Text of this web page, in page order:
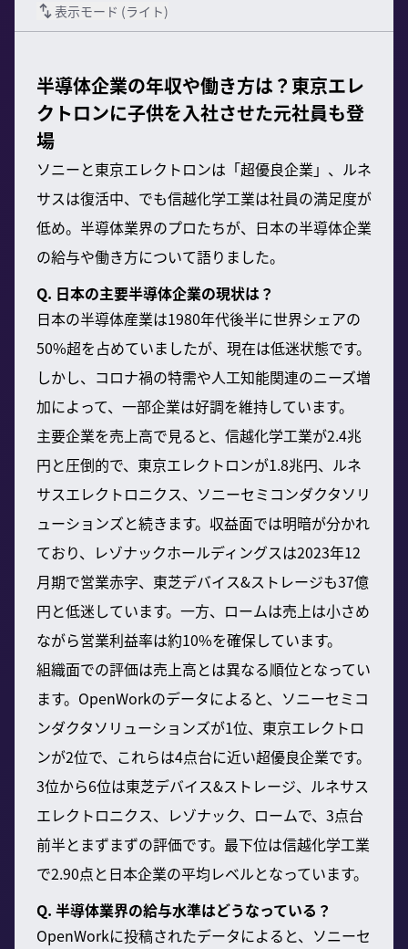
表示モード (ライト)
半導体企業の年収や働き方は？東京エレ
クトロンに子供を入社させた元社員も登
場
ソニーと東京エレクトロンは「超優良企業」、ルネ
サスは復活中、でも信越化学工業は社員の満足度が
低め。半導体業界のプロたちが、日本の半導体企業
の給与や働き方について語りました。
Q. 日本の主要半導体企業の現状は？
日本の半導体産業は1980年代後半に世界シェアの
50%超を占めていましたが、現在は低迷状態です。
しかし、コロナ禍の特需や人工知能関連のニーズ増
加によって、一部企業は好調を維持しています。
主要企業を売上高で見ると、信越化学工業が2.4兆
円と圧倒的で、東京エレクトロンが1.8兆円、ルネ
サスエレクトロニクス、ソニーセミコンダクタソリ
ューションズと続きます。収益面では明暗が分かれ
ており、レゾナックホールディングスは2023年12
月期で営業赤字、東芝デバイス&ストレージも37億
円と低迷しています。一方、ロームは売上は小さめ
ながら営業利益率は約10%を確保しています。
組織面での評価は売上高とは異なる順位となってい
ます。OpenWorkのデータによると、ソニーセミコ
ンダクタソリューションズが1位、東京エレクトロ
ンが2位で、これらは4点台に近い超優良企業です。
3位から6位は東芝デバイス&ストレージ、ルネサス
エレクトロニクス、レゾナック、ロームで、3点台
前半とまずまずの評価です。最下位は信越化学工業
で2.90点と日本企業の平均レベルとなっています。
Q. 半導体業界の給与水準はどうなっている？
OpenWorkに投稿されたデータによると、ソニーセ